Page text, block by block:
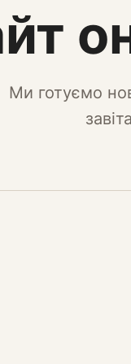
Ми готуємо